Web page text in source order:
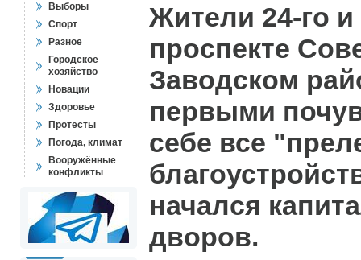
Выборы
Спорт
Разное
Городское
хозяйство
Новации
Здоровье
Протесты
Погода, климат
Вооружённые
конфликты
Жители 24-го
проспекте
Заводском
первыми
себе все
начался
дворов.